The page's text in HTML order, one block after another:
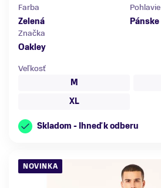
Farba
Zelená
Pohlavie
Pánske
Značka
Oakley
Veľkosť
M
XL
Skladom - Ihneď k odberu
NOVINKA